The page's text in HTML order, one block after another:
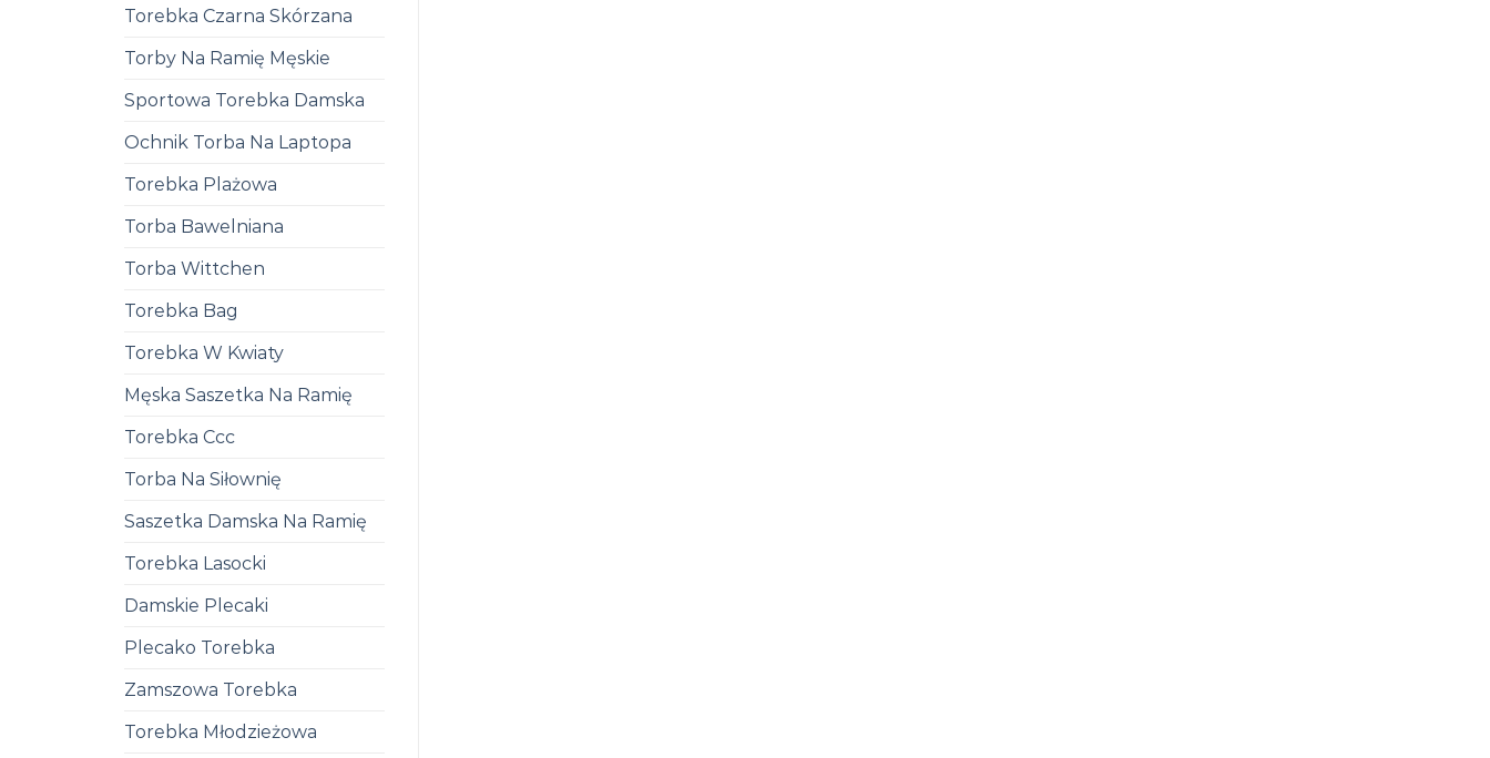
Torebka Czarna Skórzana
Torby Na Ramię Męskie
Sportowa Torebka Damska
Ochnik Torba Na Laptopa
Torebka Plażowa
Torba Bawelniana
Torba Wittchen
Torebka Bag
Torebka W Kwiaty
Męska Saszetka Na Ramię
Torebka Ccc
Torba Na Siłownię
Saszetka Damska Na Ramię
Torebka Lasocki
Damskie Plecaki
Plecako Torebka
Zamszowa Torebka
Torebka Młodzieżowa